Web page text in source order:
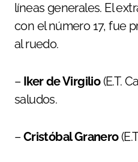
líneas generales. El
con el número 17, fue
al ruedo.
– Iker de Virgilio (E.T.
saludos.
–Cristóbal Granero